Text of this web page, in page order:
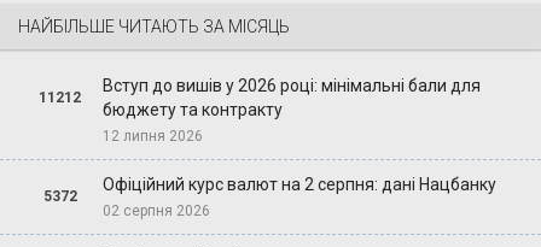
НАЙБІЛЬШЕ ЧИТАЮТЬ ЗА МІСЯЦЬ
11212
Вступ до вишів у 2026 році: мінімальні бали для
бюджету та контракту
12 липня 2026
5372
Офіційний курс валют на 2 серпня: дані Нацбанку
02 серпня 2026